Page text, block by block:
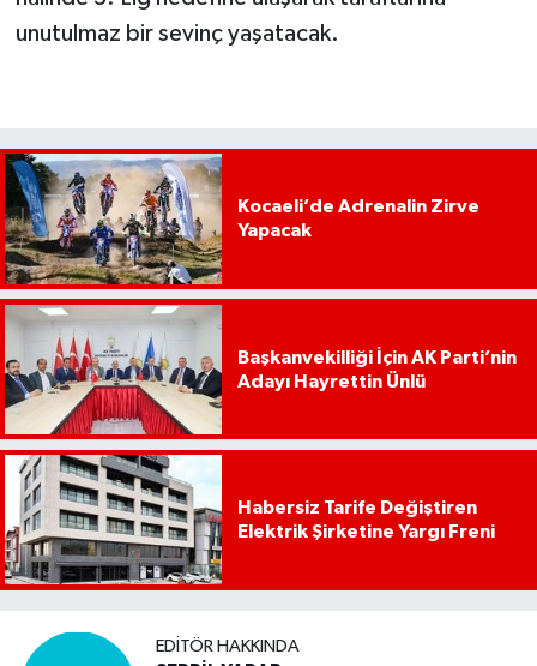
unutulmaz bir sevinç yaşatacak.
Kocaeli’de Adrenalin Zirve
Yapacak
Başkanvekilliği İçin AK Parti’nin
Adayı Hayrettin Ünlü
Habersiz Tarife Değiştiren
Elektrik Şirketine Yargı Freni
EDITÖR HAKKINDA